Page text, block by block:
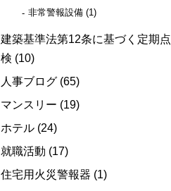
非常警報設備 (1)
建築基準法第12条に基づく定期点
検 (10)
人事ブログ (65)
マンスリー (19)
ホテル (24)
就職活動 (17)
住宅用火災警報器 (1)